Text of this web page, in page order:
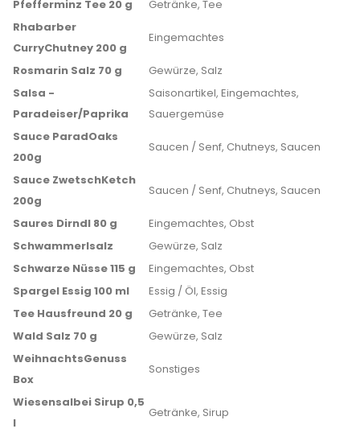
Pfefferminz Tee 20 g
Getränke, Tee
Rhabarber
CurryChutney 200 g
Eingemachtes
Rosmarin Salz 70 g
Gewürze, Salz
Salsa -
Paradeiser/Paprika
Saisonartikel, Eingemachtes,
Sauergemüse
Sauce ParadOaks
200g
Saucen / Senf, Chutneys, Saucen
Sauce ZwetschKetch
200g
Saucen / Senf, Chutneys, Saucen
Saures Dirndl 80 g
Eingemachtes, Obst
Schwammerlsalz
Gewürze, Salz
Schwarze Nüsse 115 g
Eingemachtes, Obst
Spargel Essig 100 ml
Essig / Öl, Essig
Tee Hausfreund 20 g
Getränke, Tee
Wald Salz 70 g
Gewürze, Salz
WeihnachtsGenuss
Box
Sonstiges
Wiesensalbei Sirup 0,5
l
Getränke, Sirup